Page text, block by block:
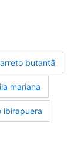
butantã
mariana
ibirapuera